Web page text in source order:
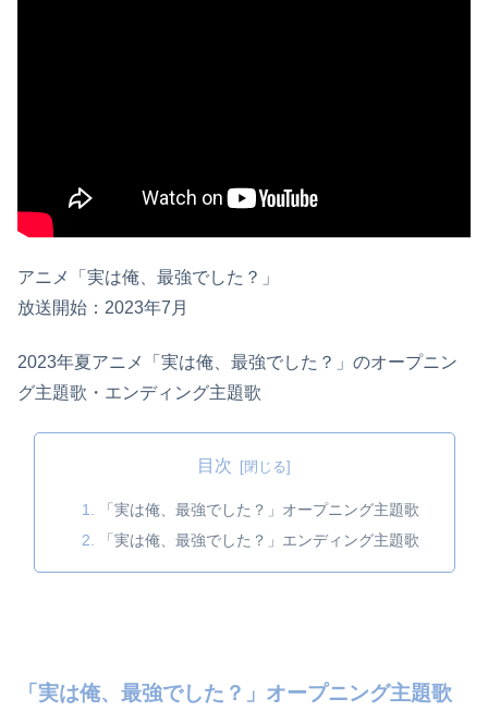
アニメ「実は俺、最強でした？」
放送開始：2023年7月
2023年夏アニメ「実は俺、最強でした？」のオープニン
グ主題歌・エンディング主題歌
目次
「実は俺、最強でした？」オープニング主題歌
「実は俺、最強でした？」エンディング主題歌
「実は俺、最強でした？」オープニング主題歌